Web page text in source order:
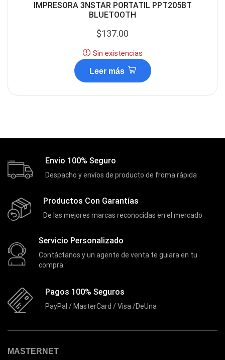
IMPRESORA 3NSTAR PORTATIL PPT205BT
BLUETOOTH
$137.00
Sin existencias
Leer más
Envio 100% Seguro
Despacho y envíos de producto de froma rápida
Productos Con Garantías
De las mejores marcas reconocidas en el mercado
Servicio Personalizado
Contáctanos y un agente de venta te guiara en tu
compra
Pagos 100% Seguros
PayPal / MasterCard / Visa /DeUna
MASTERNET